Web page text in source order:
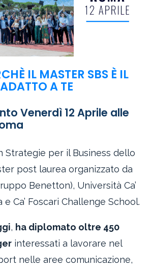
IL MASTER SBS È IL
A TE
Venerdì 12 Aprile alle
Strategie per il Business dello
post laurea organizzato da
Benetton), Università Ca’
e Ca’ Foscari Challenge School.
, ha diplomato oltre 450
interessati a lavorare nel
nelle aree comunicazione,